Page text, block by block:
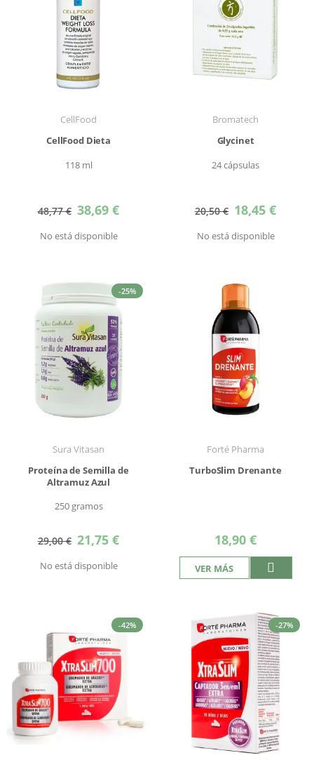
CellFood
CellFood Dieta
118 ml
48,77 € Precio
especial
38,69 €
No está disponible
Bromatech
Glycinet
24 cápsulas
20,50 € Precio
especial
18,45 €
No está disponible
-25%
Sura Vitasan
Proteína de Semilla de
Altramuz Azul
250 gramos
29,00 € Precio
especial
21,75 €
No está disponible
Forté Pharma
TurboSlim Drenante
18,90 €
VER MÁS
-42% -27%